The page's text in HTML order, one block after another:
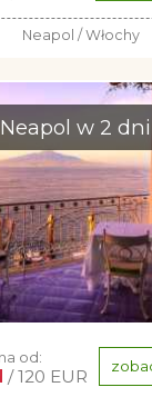
Neapol / Włochy
Neapol w 2 dni
od:
/ 120 EUR